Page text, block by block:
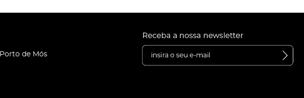
de Mós